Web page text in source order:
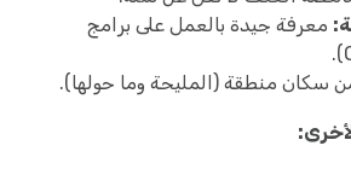
معرفة جيدة بالعمل على برامج
سكان منطقة (المليحة وما حولها).